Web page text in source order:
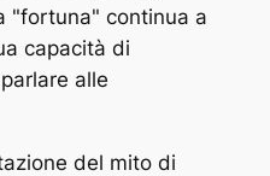
"fortuna" continua a
capacità di
alle
del mito di